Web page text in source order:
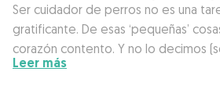
Ser cuidador de perros no es una
gratificante. De esas ‘pequeñas’
corazón contento. Y no lo decimos
Leer más